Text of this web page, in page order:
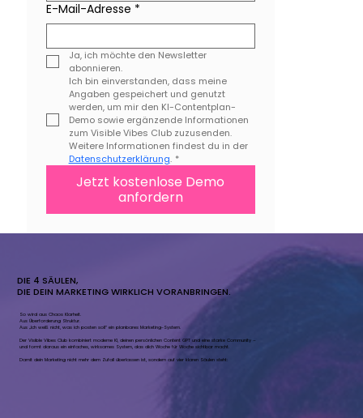
E-Mail-Adresse *
Ja, ich möchte den Newsletter
abonnieren.
Ich bin einverstanden, dass meine
Angaben gespeichert und genutzt
werden, um mir den KI-Contentplan-
Demo sowie ergänzende Informationen
zum Visible Vibes Club zuzusenden.
Weitere Informationen findest du in der
Datenschutzerklärung. *
Jetzt kostenlose Demo
anfordern
DIE 4 SÄULEN,
DIE DEIN MARKETING WIRKLICH VORANBRINGEN.
So wird aus Chaos Klarheit.
Aus Überforderung Struktur.
Aus „Ich weiß nicht, was ich posten soll“ ein planbares Marketing-System.
Der Visible Vibes Club kombiniert moderne KI, deinen persönlichen Content GPT und eine starke Community –
und formt daraus ein einfaches, wirksames System, das dich Woche für Woche sichtbar macht.
Damit dein Marketing nicht mehr dem Zufall überlassen ist, sondern auf vier klaren Säulen steht: